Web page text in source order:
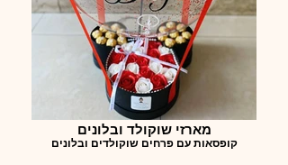
מארזי שוקולד ובלונים
קופסאות עם פרחים שוקולדים ובלונים